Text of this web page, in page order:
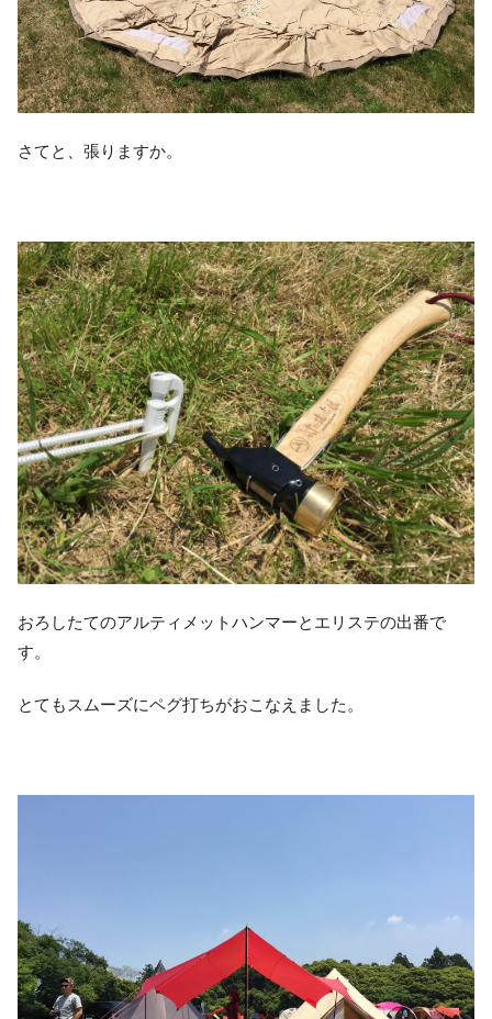
さてと、張りますか。
おろしたてのアルティメットハンマーとエリステの出番で
す。
とてもスムーズにペグ打ちがおこなえました。